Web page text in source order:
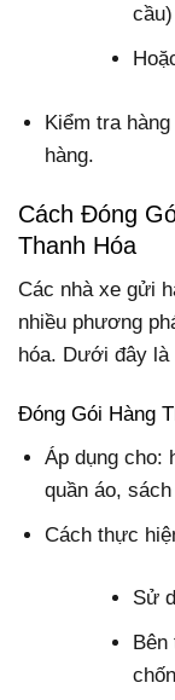
cầu)
Kiểm tra
hàng.
Cách Đóng
Thanh Hóa
Các nhà xe gửi
nhiều phương
hóa. Dưới đây
Đóng Gói Hàng
Áp dụng cho:
quần áo,
Cách thực
Sử